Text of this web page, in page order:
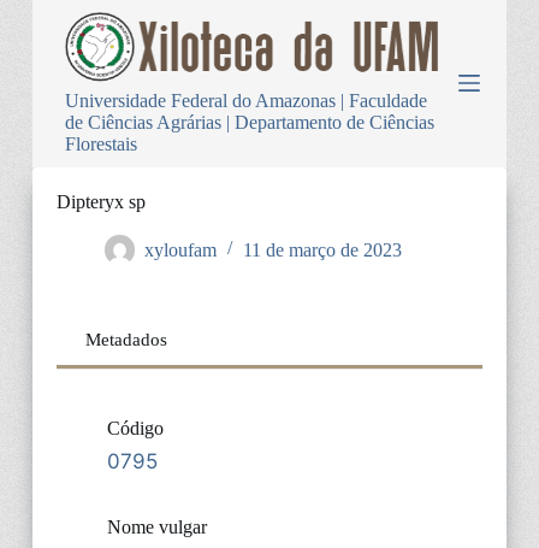
Universidade Federal do Amazonas | Faculdade
de Ciências Agrárias | Departamento de Ciências
Florestais
Dipteryx sp
xyloufam 11 de março de 2023
Metadados
Código
0795
Nome vulgar